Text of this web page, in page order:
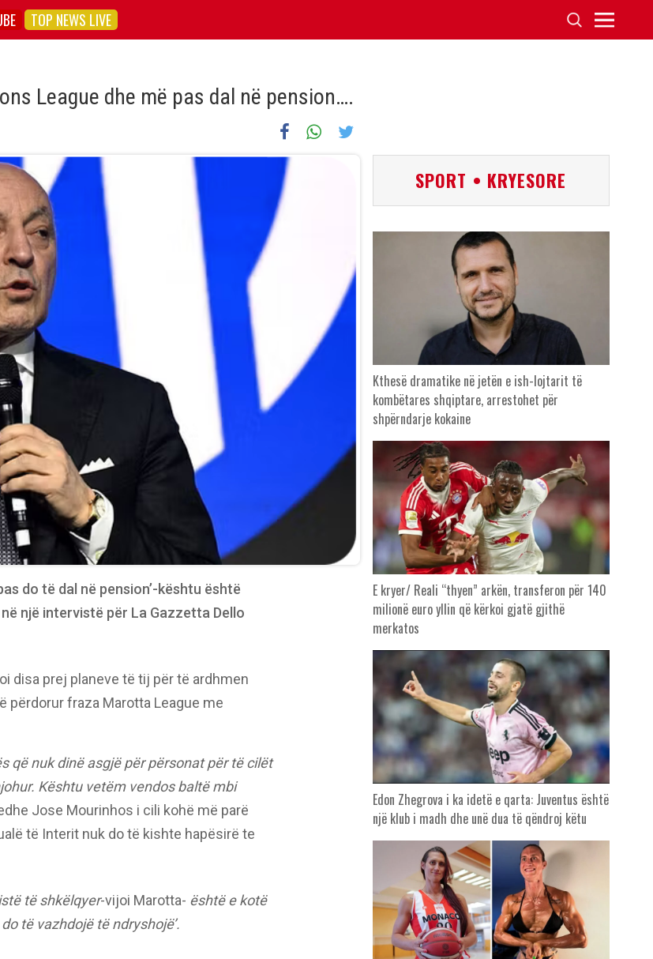
TOP NEWS LIVE
League dhe më pas dal në pension….
do të dal në pension’-kështu është
një intervistë për La Gazzetta Dello
disa prej planeve të tij për të ardhmen
përdorur fraza Marotta League me
që nuk dinë asgjë për përsonat për të cilët
Kështu vetëm vendos baltë mbi
Jose Mourinhos i cili kohë më parë
të Interit nuk do të kishte hapësirë te
të shkëlqyer-vijoi Marotta- është e kotë
të vazhdojë të ndryshojë’.
SPORT • KRYESORE
Kthesë dramatike në jetën e ish-lojtarit të
kombëtares shqiptare, arrestohet për
shpërndarje kokaine
E kryer/ Reali “thyen” arkën, transferon për 140
milionë euro yllin që kërkoi gjatë gjithë
merkatos
Edon Zhegrova i ka idetë e qarta: Juventus është
një klub i madh dhe unë dua të qëndroj këtu